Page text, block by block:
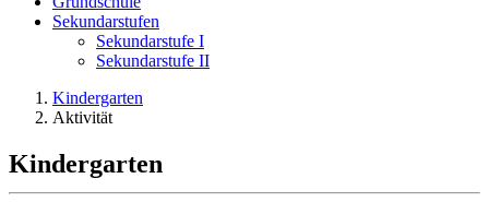
Sekundarstufen
Sekundarstufe I
Sekundarstufe II
Kindergarten
Aktivität
Kindergarten